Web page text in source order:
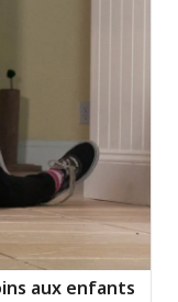
aux enfants